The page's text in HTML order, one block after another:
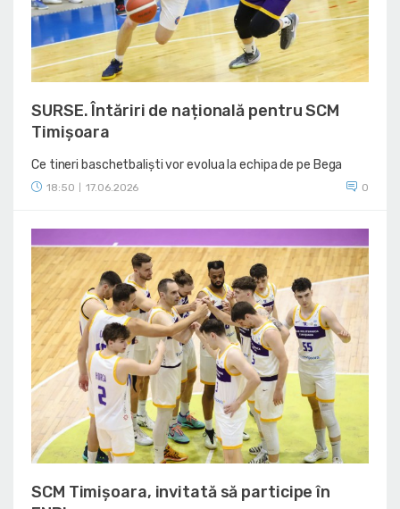
SURSE. Întăriri de națională pentru SCM
Timișoara
Ce tineri baschetbaliști vor evolua la echipa de pe Bega
18:50 17.06.2026 0
SCM Timișoara, invitată să participe în